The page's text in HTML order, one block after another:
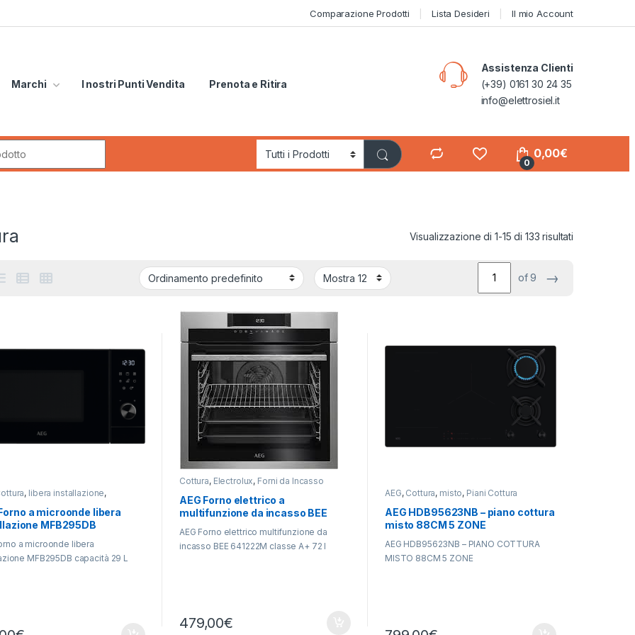
Comparazione Prodotti Lista Desideri Il mio Account
Marchi I nostri Punti Vendita Prenota e Ritira
Assistenza Clienti
(+39) 0161 30 24 35
info@elettrosiel.it
0
0,00€
Visualizzazione di 1-15 di 133 risultati
of 9 →
, libera installazione,
a microonde libera
MFB295DB
a microonde libera
MFB295DB capacità 29 L
Cottura, Electrolux, Forni da Incasso
AEG Forno elettrico a
multifunzione da incasso BEE
AEG Forno elettrico multifunzione da
incasso BEE 641222M classe A+ 72 l
479,00€
AEG, Cottura, misto, Piani Cottura
AEG HDB95623NB – piano cottura
misto 88CM 5 ZONE
AEG HDB95623NB – PIANO COTTURA
MISTO 88CM 5 ZONE